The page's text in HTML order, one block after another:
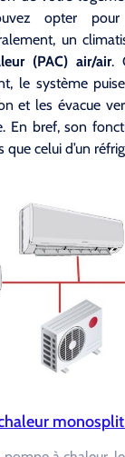
opter
un
(PAC) air/air.
le système
et les évacue
En bref, son
celui d’un